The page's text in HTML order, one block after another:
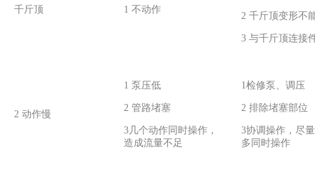
千斤顶 1 不动作
2 千斤顶变形不
3 与千斤顶连接
2 动作慢
1 泵压低
2 管路堵塞
3几个动作同时操作，
造成流量不足
1检修泵、调压
2 排除堵塞部位
3协调操作，尽
多同时操作